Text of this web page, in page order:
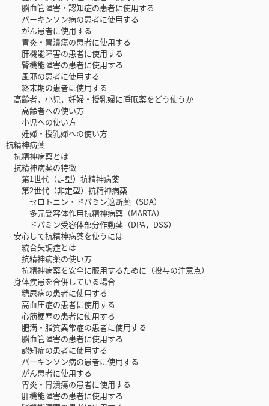
脳血管障害・認知症の患者に使用する
パーキンソン病の患者に使用する
がん患者に使用する
胃炎・胃潰瘍の患者に使用する
肝機能障害の患者に使用する
腎機能障害の患者に使用する
風邪の患者に使用する
終末期の患者に使用する
高齢者，小児，妊婦・授乳婦に睡眠薬をどう使うか
高齢者への使い方
小児への使い方
妊婦・授乳婦への使い方
抗精神病薬
抗精神病薬とは
抗精神病薬の特徴
第1世代（定型）抗精神病薬
第2世代（非定型）抗精神病薬
セロトニン・ドパミン遮断薬（SDA）
多元受容体作用抗精神病薬（MARTA）
ドパミン受容体部分作動薬（DPA，DSS）
安心して抗精神病薬を使うには
統合失調症とは
抗精神病薬の使い方
抗精神病薬を安全に服用するために（投与の注意点）
身体疾患を合併している場合
糖尿病の患者に使用する
高血圧症の患者に使用する
心筋梗塞の患者に使用する
肥満・脂質異常症の患者に使用する
脳血管障害の患者に使用する
認知症の患者に使用する
パーキンソン病の患者に使用する
がん患者に使用する
胃炎・胃潰瘍の患者に使用する
肝機能障害の患者に使用する